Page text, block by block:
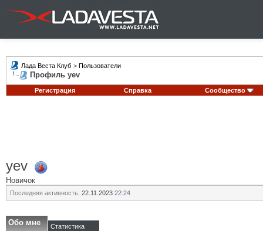
Лада Веста Клуб > Пользователи
Профиль yev
Регистрация Справка Сообщество
yev
Новичок
Последняя активность: 22.11.2023 22:24
Обо мне Статистика